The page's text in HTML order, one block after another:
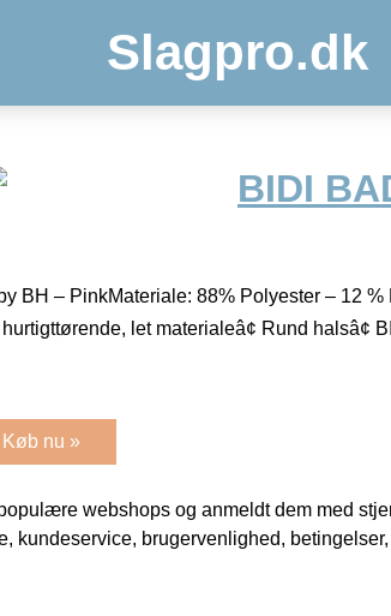
Slagpro.dk
BIDI
BH – PinkMateriale: 88% Polyester – 12
let materialeâ¢ Rund halsâ¢
Køb nu »
webshops og anmeldt dem med
kundeservice, brugervenlighed,